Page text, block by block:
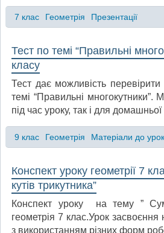
7 клас Геометрія Презентації
Тест по темі “Правильні
класу
Тест дає можливість
темі “Правильні многокутники”.
під час уроку, так і для
9 клас Геометрія Матеріали до
Конспект уроку геометрії 7
кутів трикутника”
Конспект уроку на тему ”
геометрія 7 клас.Урок засвоєння
з використанням різних форм